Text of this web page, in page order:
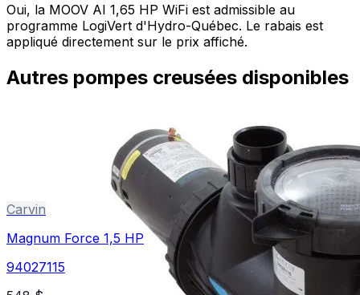
Oui, la MOOV AI 1,65 HP WiFi est admissible au
programme LogiVert d'Hydro-Québec. Le rabais est
appliqué directement sur le prix affiché.
Autres pompes creusées disponibles
Carvin
Magnum Force 1,5 HP
94027115